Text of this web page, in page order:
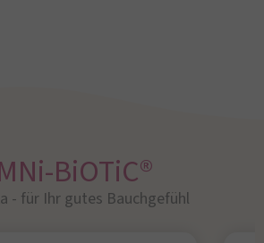
BiOTiC®
- für Ihr gutes Bauchgefühl​